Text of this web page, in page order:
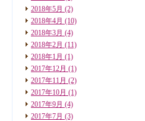
2018年5月 (2)
2018年4月 (10)
2018年3月 (4)
2018年2月 (11)
2018年1月 (1)
2017年12月 (1)
2017年11月 (2)
2017年10月 (1)
2017年9月 (4)
2017年7月 (3)